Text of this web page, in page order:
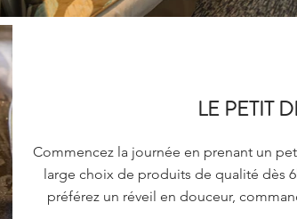
LE PETIT
Commencez la journée en prenant un
large choix de produits de qualité dès
préférez un réveil en douceur,